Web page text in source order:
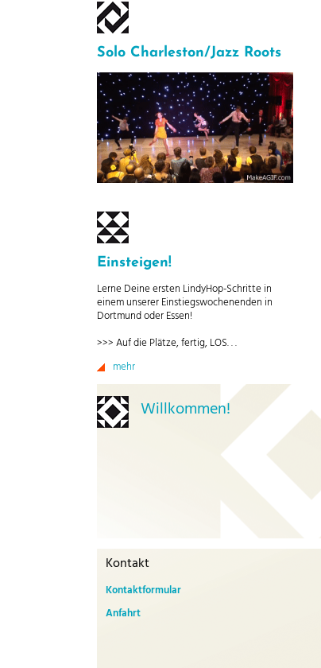
Solo Charleston/Jazz Roots
Einsteigen!
Lerne Deine ersten LindyHop-Schritte in
einem unserer Einstiegswochenenden in
Dortmund oder Essen!
>>> Auf die Plätze, fertig, LOS. . .
mehr
Willkommen!
Kontakt
Kontaktformular
Anfahrt